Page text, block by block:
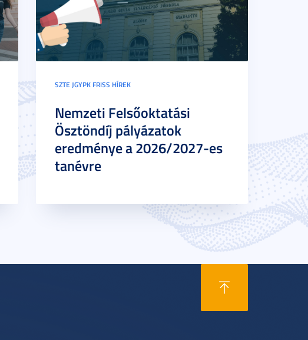
SZTE JGYPK FRISS HÍREK
Nemzeti Felsőoktatási
Ösztöndíj pályázatok
eredménye a 2026/2027-es
tanévre